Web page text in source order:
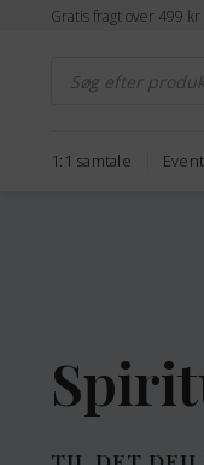
FortsætGratis fragt over
search
1:1 samtale